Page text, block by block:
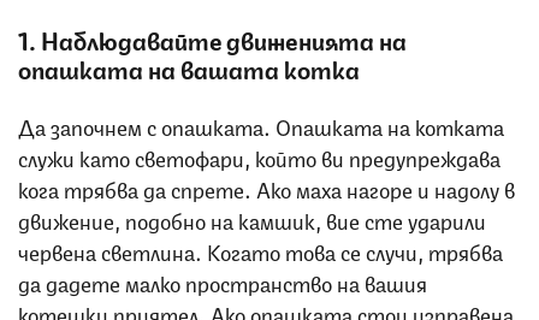
1. Наблюдавайте движенията на
опашката на вашата котка
Да започнем с опашката. Опашката на котката
служи като светофари, който ви предупреждава
кога трябва да спрете. Ако маха нагоре и надолу в
движение, подобно на камшик, вие сте ударили
червена светлина. Когато това се случи, трябва
да дадете малко пространство на вашия
котешки приятел. Ако опашката стои изправена,